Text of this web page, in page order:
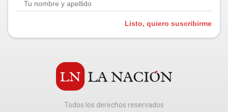
Listo, quiero suscribirme
Todos los derechos reservados